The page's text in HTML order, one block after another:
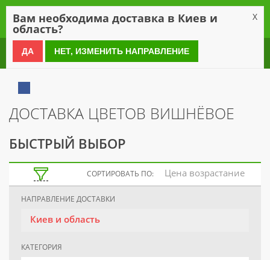
0 800 21 54 55
ДОСТАВКА ЦВЕТОВ ВИШНЁВОЕ
БЫСТРЫЙ ВЫБОР
СОРТИРОВАТЬ ПО: Цена возрастание
НАПРАВЛЕНИЕ ДОСТАВКИ
Киев и область
КАТЕГОРИЯ
Вам необходима доставка в Киев и
область?
X
ДА НЕТ, ИЗМЕНИТЬ НАПРАВЛЕНИЕ